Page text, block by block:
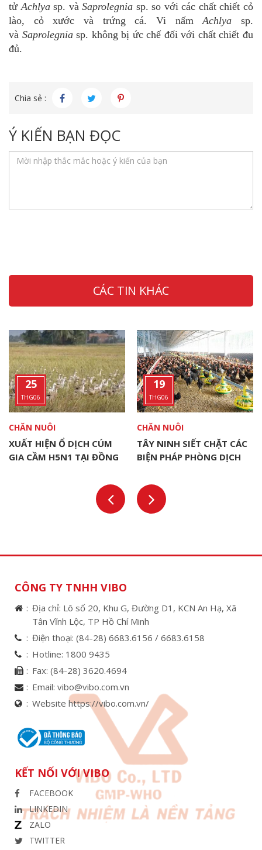
tửAchlyasp. vàSaprolegnia sp. so với các chất chiết cỏ
lào, cỏ xước và trứng cá. Vi nấmAchlya sp.
và Saprolegniasp. không bị ức chế đối với chất chiết đu
đủ.
Chia sẻ :
Ý KIẾN BẠN ĐỌC
CÁC TIN KHÁC
25
THG06
CHĂN NUÔI
XUẤT HIỆN Ổ DỊCH CÚM
GIA CẦM H5N1 TẠI ĐỒNG
19
THG06
CHĂN NUÔI
TÂY NINH SIẾT CHẶT CÁC
BIỆN PHÁP PHÒNG DỊCH
CÔNG TY TNHH VIBO
Địa chỉ: Lô số 20, Khu G, Đường D1, KCN An Hạ, Xã
Tân Vĩnh Lộc, TP Hồ Chí Minh
Điện thoại: (84-28) 6683.6156 / 6683.6158
Hotline: 1800 9435
Fax: (84-28) 3620.4694
Email: vibo@vibo.com.vn
Website https://vibo.com.vn/
KẾT NỐI VỚI VIBO
FACEBOOK
LINKEDIN
ZALO
TWITTER